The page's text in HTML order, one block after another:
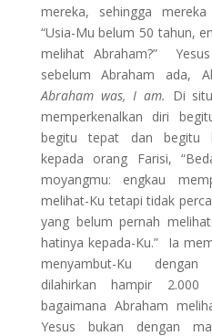
mereka, sehingga
“Usia-Mu belum 50 tahun,
melihat Abraham?”
sebelum Abraham
Abraham was, I am. Di
memperkenalkan diri
begitu tepat dan begitu
kepada orang Farisi,
moyangmu: engkau
melihat-Ku tetapi tidak
yang belum pernah
hatinya kepada-Ku.” Ia
menyambut-Ku
dilahirkan hampir
bagaimana Abraham
Yesus bukan dengan